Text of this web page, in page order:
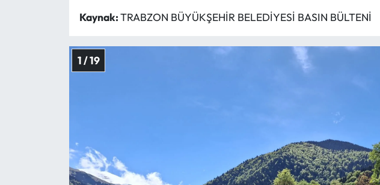
Kaynak:TRABZON BÜYÜKŞEHİR BELEDİYESİ BASIN BÜLTENİ
1 / 19